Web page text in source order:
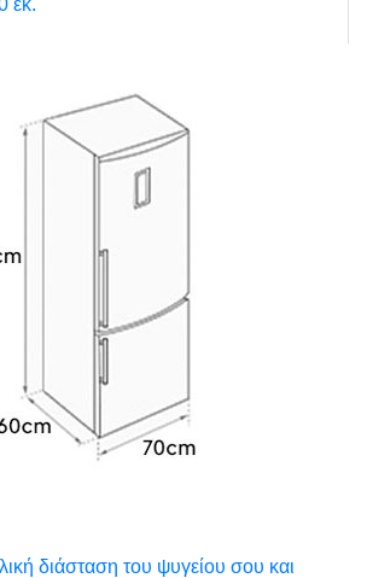
εκ.
διάσταση του ψυγείου σου και